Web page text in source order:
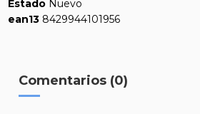
Estado Nuevo
ean13 8429944101956
Comentarios (0)